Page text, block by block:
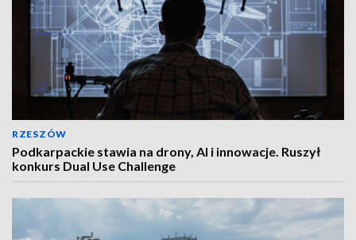
RZESZÓW
Podkarpackie stawia na drony, AI i innowacje. Ruszył
konkurs Dual Use Challenge